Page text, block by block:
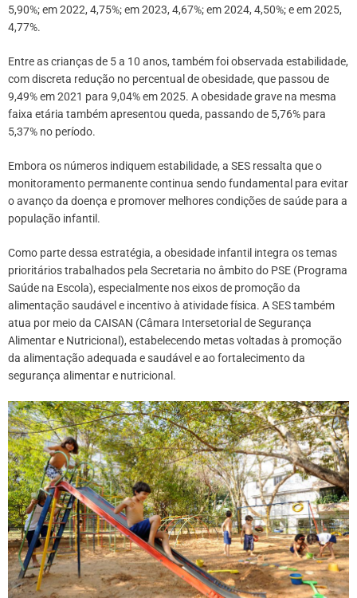
5,90%; em 2022, 4,75%; em 2023, 4,67%; em 2024, 4,50%; e em 2025,
4,77%.
Entre as crianças de 5 a 10 anos, também foi observada estabilidade,
com discreta redução no percentual de obesidade, que passou de
9,49% em 2021 para 9,04% em 2025. A obesidade grave na mesma
faixa etária também apresentou queda, passando de 5,76% para
5,37% no período.
Embora os números indiquem estabilidade, a SES ressalta que o
monitoramento permanente continua sendo fundamental para evitar
o avanço da doença e promover melhores condições de saúde para a
população infantil.
Como parte dessa estratégia, a obesidade infantil integra os temas
prioritários trabalhados pela Secretaria no âmbito do PSE (Programa
Saúde na Escola), especialmente nos eixos de promoção da
alimentação saudável e incentivo à atividade física. A SES também
atua por meio da CAISAN (Câmara Intersetorial de Segurança
Alimentar e Nutricional), estabelecendo metas voltadas à promoção
da alimentação adequada e saudável e ao fortalecimento da
segurança alimentar e nutricional.